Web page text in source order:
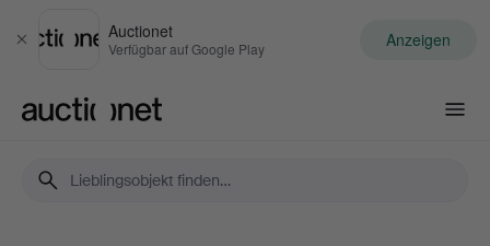
Schließen
Auctionet
Verfügbar auf Google Play Anzeigen